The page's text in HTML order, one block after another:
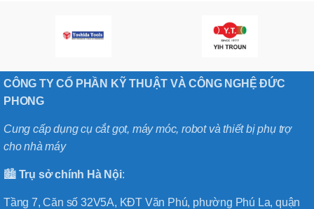
CÔNG TY CỔ PHẦN KỸ THUẬT VÀ CÔNG NGHỆ ĐỨC
PHONG
Cung cấp dụng cụ cắt gọt, máy móc, robot và thiết bị phụ trợ
cho nhà máy
🏙️ Trụ sở chính Hà Nội:
Tầng 7, Căn số 32V5A, KĐT Văn Phú, phường Phú La, quận